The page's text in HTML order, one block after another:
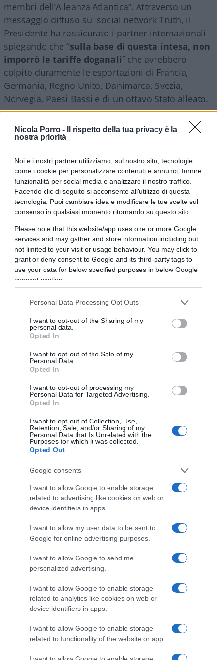
Nicola Porro -
Il rispetto della tua privacy è la
nostra priorità
Noi e i nostri partner utilizziamo, sul nostro sito, tecnologie
come i cookie per personalizzare contenuti e annunci, fornire
funzionalità per social media e analizzare il nostro traffico.
Facendo clic di seguito si acconsente all'utilizzo di questa
tecnologia. Puoi cambiare idea e modificare le tue scelte sul
consenso in qualsiasi momento ritornando su questo sito
Please note that this website/app uses one or more Google
services and may gather and store information including but
not limited to your visit or usage behaviour. You may click to
grant or deny consent to Google and its third-party tags to
use your data for below specified purposes in below Google
consent section.
Personal Data Processing Opt Outs
I want to opt-out of the Sharing of my
personal data.
Opted In
I want to opt-out of the Sale of my
Personal Data.
Opted In
I want to opt-out of processing my
Personal Data for Targeted Advertising.
Opted In
I want to opt-out of Collection, Use,
Retention, Sale, and/or Sharing of my
Personal Data that Is Unrelated with the
Purposes for which it was collected.
Opted Out
Google consents
I want to allow Google to enable storage
related to advertising like cookies on web or
device identifiers in apps.
I want to allow my user data to be sent to
Google for online advertising purposes.
I want to allow Google to send me
personalized advertising.
I want to allow Google to enable storage
related to analytics like cookies on web or
device identifiers in apps.
I want to allow Google to enable storage
related to functionality of the website or app.
I want to allow Google to enable storage
membri dell’Alleanza Atlantica”. Attraverso un
messaggio diffuso sul social network Truth, il
Presidente ha rassicurato i partner internazionali
spiegando che “sulla base di questa intesa, non
imporrò le tariffe doganali” che avrebbero
colpito duramente le esportazioni di Francia,
Germania, Regno Unito, Danimarca, Svezia,
Norvegia, Paesi Bassi e di un ottavo Stato alleato.
La reazione di Giorgia Meloni
prelievo iniziale del 10% pronto a salire al 25%
entro giugno, è stata accolta con sollievo anche
dal governo italiano. La presidente del Consiglio
Giorgia Meloni ha voluto sottolineare l’importanza
della distensione diplomatica.“Accolgo con
favore l’annuncio del Presidente Trump di
sospendere l’imposizione dei dazi prevista per
il primo febbraio nei confronti di alcuni Stati
europei”, ha dichiarato. Meloni ha poi aggiunto
che, come l’Italia ha sempre sostenuto, “è
Nazioni alleate per mantenere la stabilità del
blocco occidentale”.
La risposta di Bruxelles e il
vertice straordinario
Nonostante l’apertura americana, il clima
cautela. Il Consiglio europeo straordinario sulle
relazioni transatlantiche è stato confermato per
domani alle 19, segno che l’Unione europea
intende analizzare con attenzione la portata del
dietrofront di Washington. Fino a poche ore fa,
infatti, il Parlamento europeo aveva mostrato una
linea di massima fermezza. Il presidente della
giustificato ilcongelamento dell’accordo
commerciale Turnberry
accusando Washington
utilizzare i dazi come strumento coercitivo
di mettere in discussione la sovranità dei Paesi
europei relativamente alle pretese sulla
Groenlandia.
Wall Street festeggia la tregua
commerciale